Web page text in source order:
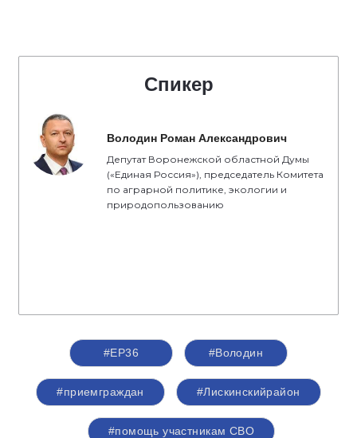
Спикер
Володин Роман Александрович
Депутат Воронежской областной Думы
(«Единая Россия»), председатель Комитета
по аграрной политике, экологии и
природопользованию
#ЕР36 #Володин
#приемграждан #Лискинскийрайон
#помощь участникам СВО